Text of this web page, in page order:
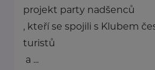
projekt party nadšenců
, kteří se spojili s Klubem
turistů
a ...